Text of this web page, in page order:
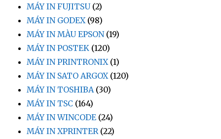
MÁY IN FUJITSU(2)
MÁY IN GODEX (98)
MÁY IN MÀU EPSON(19)
MÁY IN POSTEK (120)
MÁY IN PRINTRONIX (1)
MÁY IN SATO ARGOX (120)
MÁY IN TOSHIBA (30)
MÁY IN TSC (164)
MÁY IN WINCODE (24)
MÁY IN XPRINTER (22)